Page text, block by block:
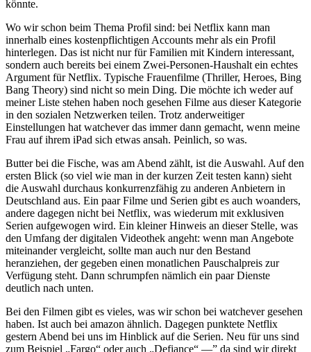
könnte.
Wo wir schon beim Thema Profil sind: bei Netflix kann man
innerhalb eines kostenpflichtigen Accounts mehr als ein Profil
hinterlegen. Das ist nicht nur für Familien mit Kindern interessant,
sondern auch bereits bei einem Zwei-Personen-Haushalt ein echtes
Argument für Netflix. Typische Frauenfilme (Thriller, Heroes, Bing
Bang Theory) sind nicht so mein Ding. Die möchte ich weder auf
meiner Liste stehen haben noch gesehen Filme aus dieser Kategorie
in den sozialen Netzwerken teilen. Trotz anderweitiger
Einstellungen hat watchever das immer dann gemacht, wenn meine
Frau auf ihrem iPad sich etwas ansah. Peinlich, so was.
Butter bei die Fische, was am Abend zählt, ist die Auswahl. Auf den
ersten Blick (so viel wie man in der kurzen Zeit testen kann) sieht
die Auswahl durchaus konkurrenzfähig zu anderen Anbietern in
Deutschland aus. Ein paar Filme und Serien gibt es auch woanders,
andere dagegen nicht bei Netflix, was wiederum mit exklusiven
Serien aufgewogen wird. Ein kleiner Hinweis an dieser Stelle, was
den Umfang der digitalen Videothek angeht: wenn man Angebote
miteinander vergleicht, sollte man auch nur den Bestand
heranziehen, der gegeben einen monatlichen Pauschalpreis zur
Verfügung steht. Dann schrumpfen nämlich ein paar Dienste
deutlich nach unten.
Bei den Filmen gibt es vieles, was wir schon bei watchever gesehen
haben. Ist auch bei amazon ähnlich. Dagegen punktete Netflix
gestern Abend bei uns im Hinblick auf die Serien. Neu für uns sind
zum Beispiel „Fargo“ oder auch „Defiance“ —” da sind wir direkt